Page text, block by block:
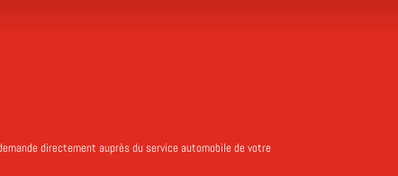
directement auprès du service automobile de votre